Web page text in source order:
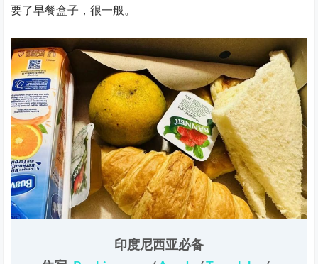
要了早餐盒子，很一般。
印度尼西亚必备